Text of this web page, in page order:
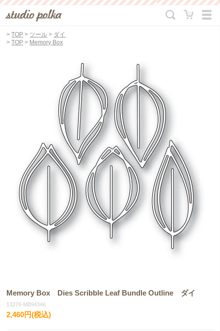
>TOP > ツール > ダイ
>TOP > Memory Box
Memory Box Dies Scribble Leaf Bundle Outline ダイ
13278-MB94346
2,460円(税込)